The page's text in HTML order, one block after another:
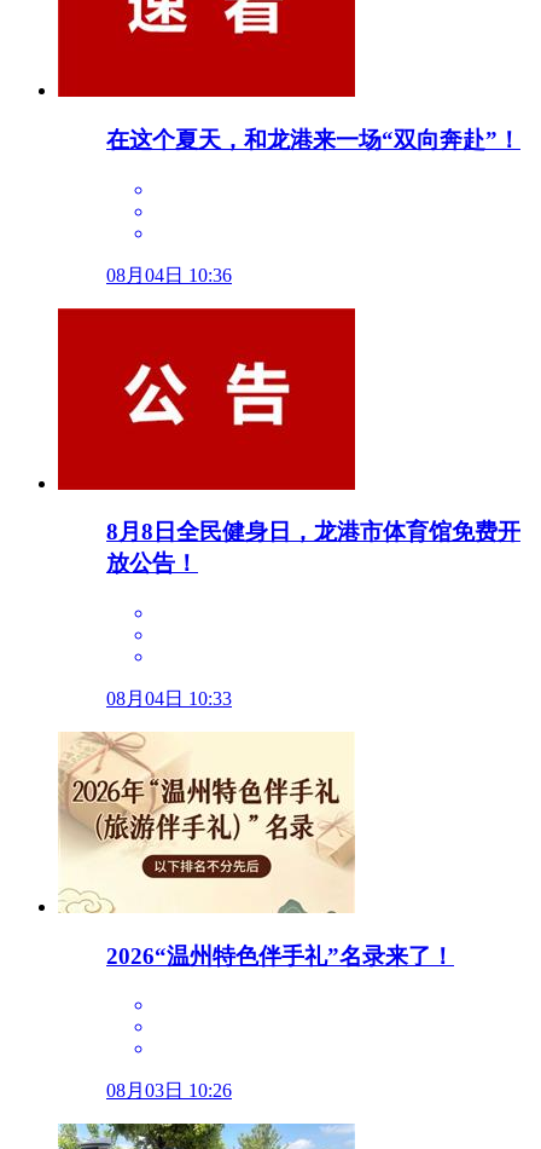
在这个夏天，和龙港来一场“双向奔赴”！
08月04日 10:36
8月8日全民健身日，龙港市体育馆免费开
放公告！
08月04日 10:33
2026“温州特色伴手礼”名录来了！
08月03日 10:26